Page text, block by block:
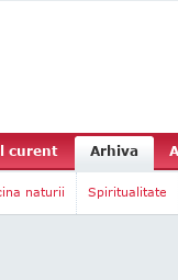
curent Arhiva
naturii Spiritualitate